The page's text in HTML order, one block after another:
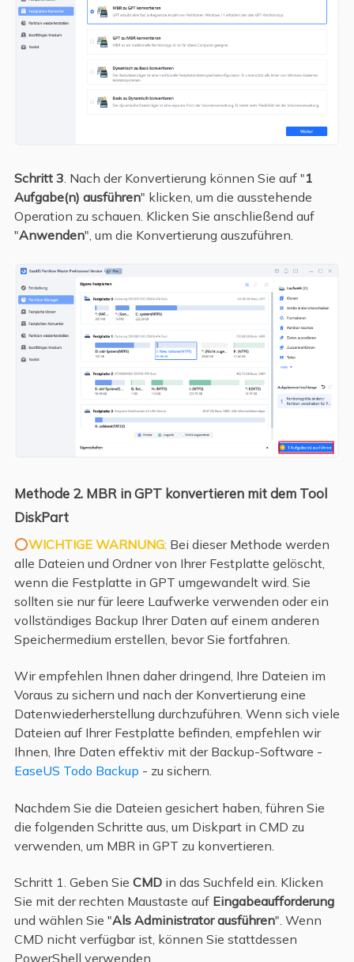
Schritt 3. Nach der Konvertierung können Sie auf "1
Aufgabe(n) ausführen" klicken, um die ausstehende
Operation zu schauen. Klicken Sie anschließend auf
"Anwenden", um die Konvertierung auszuführen.
Methode 2. MBR in GPT konvertieren mit dem Tool
DiskPart
⭕WICHTIGE WARNUNG: Bei dieser Methode werden
alle Dateien und Ordner von Ihrer Festplatte gelöscht,
wenn die Festplatte in GPT umgewandelt wird. Sie
sollten sie nur für leere Laufwerke verwenden oder ein
vollständiges Backup Ihrer Daten auf einem anderen
Speichermedium erstellen, bevor Sie fortfahren.
Wir empfehlen Ihnen daher dringend, Ihre Dateien im
Voraus zu sichern und nach der Konvertierung eine
Datenwiederherstellung durchzuführen. Wenn sich viele
Dateien auf Ihrer Festplatte befinden, empfehlen wir
Ihnen, Ihre Daten effektiv mit der Backup-Software -
EaseUS Todo Backup - zu sichern.
Nachdem Sie die Dateien gesichert haben, führen Sie
die folgenden Schritte aus, um Diskpart in CMD zu
verwenden, um MBR in GPT zu konvertieren.
Schritt 1. Geben Sie CMD in das Suchfeld ein. Klicken
Sie mit der rechten Maustaste auf Eingabeaufforderung
und wählen Sie "Als Administrator ausführen". Wenn
CMD nicht verfügbar ist, können Sie stattdessen
PowerShell verwenden.